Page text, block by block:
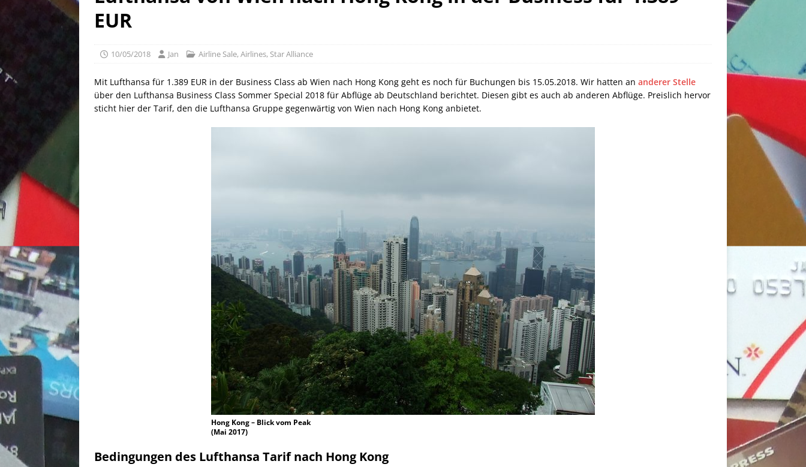
Anpassung World of Hyatt Award Kategorien zum 20.05.2026
HOTEL NEWS
[ 21/05/2026 ]
EUR
10/05/2018 Jan Airline Sale,Airlines, Star Alliance
Mit Lufthansa für 1.389 EUR in der Business Class ab Wien nach Hong Kong geht es noch für Buchungen bis 15.05.2018. Wir hatten an anderer Stelle
über den Lufthansa Business Class Sommer Special 2018 für Abflüge ab Deutschland berichtet. Diesen gibt es auch ab anderen Abflüge. Preislich hervor
sticht hier der Tarif, den die Lufthansa Gruppe gegenwärtig von Wien nach Hong Kong anbietet.
Hong Kong – Blick vom Peak
(Mai 2017)
Bedingungen des Lufthansa Tarif nach Hong Kong